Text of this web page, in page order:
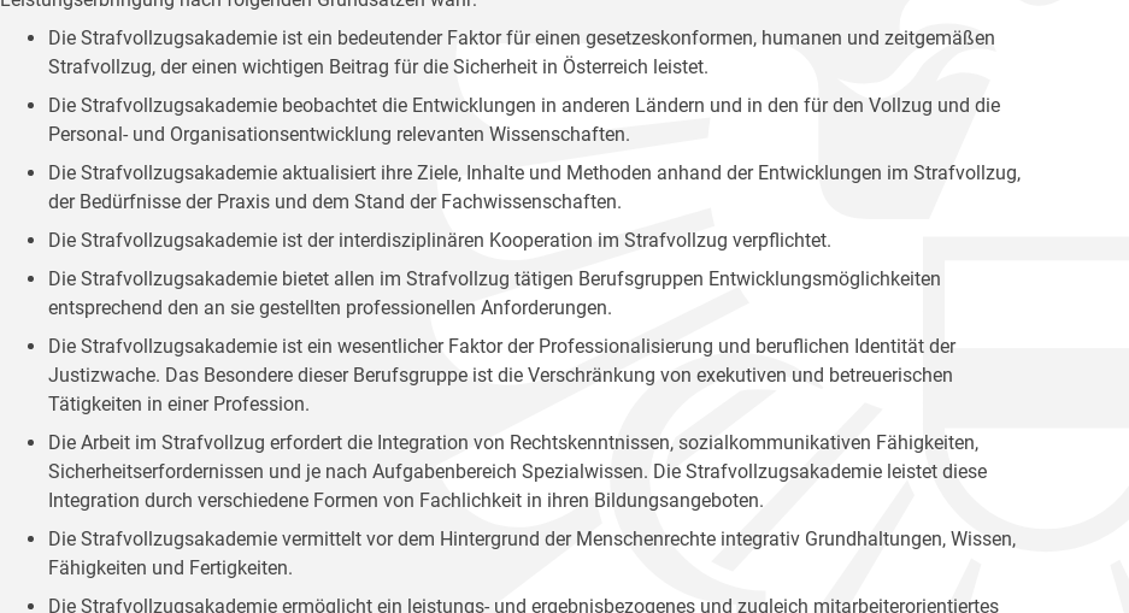
Die Strafvollzugsakademie ist ein bedeutender Faktor für einen gesetzeskonformen, humanen und zeitgemäßen
Strafvollzug, der einen wichtigen Beitrag für die Sicherheit in Österreich leistet.
Die Strafvollzugsakademie beobachtet die Entwicklungen in anderen Ländern und in den für den Vollzug und die
Personal- und Organisationsentwicklung relevanten Wissenschaften.
Die Strafvollzugsakademie aktualisiert ihre Ziele, Inhalte und Methoden anhand der Entwicklungen im Strafvollzug,
der Bedürfnisse der Praxis und dem Stand der Fachwissenschaften.
Die Strafvollzugsakademie ist der interdisziplinären Kooperation im Strafvollzug verpflichtet.
Die Strafvollzugsakademie bietet allen im Strafvollzug tätigen Berufsgruppen Entwicklungsmöglichkeiten
entsprechend den an sie gestellten professionellen Anforderungen.
Die Strafvollzugsakademie ist ein wesentlicher Faktor der Professionalisierung und beruflichen Identität der
Justizwache. Das Besondere dieser Berufsgruppe ist die Verschränkung von exekutiven und betreuerischen
Tätigkeiten in einer Profession.
Die Arbeit im Strafvollzug erfordert die Integration von Rechtskenntnissen, sozialkommunikativen Fähigkeiten,
Sicherheitserfordernissen und je nach Aufgabenbereich Spezialwissen. Die Strafvollzugsakademie leistet diese
Integration durch verschiedene Formen von Fachlichkeit in ihren Bildungsangeboten.
Die Strafvollzugsakademie vermittelt vor dem Hintergrund der Menschenrechte integrativ Grundhaltungen, Wissen,
Fähigkeiten und Fertigkeiten.
Die Strafvollzugsakademie ermöglicht ein leistungs- und ergebnisbezogenes und zugleich mitarbeiterorientiertes